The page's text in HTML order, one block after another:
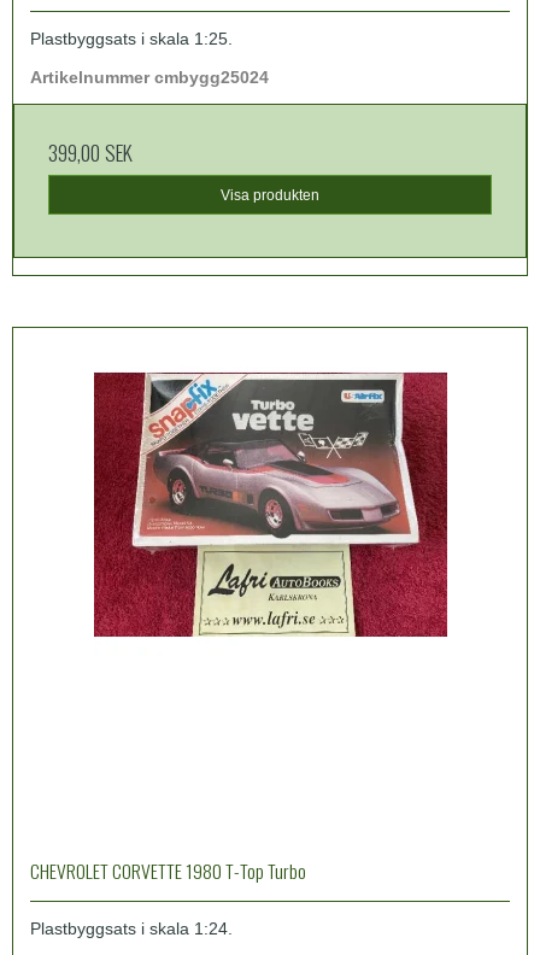
Plastbyggsats i skala 1:25.
Artikelnummer cmbygg25024
399,00 SEK
Visa produkten
CHEVROLET CORVETTE 1980 T-Top Turbo
Plastbyggsats i skala 1:24.